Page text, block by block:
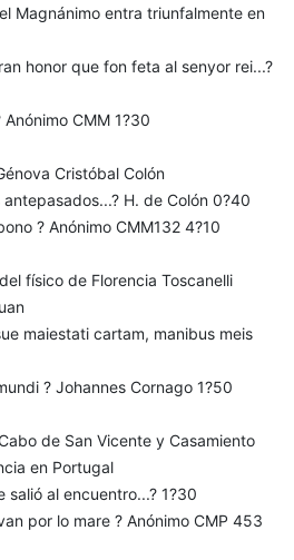
Magnánimo entra triunfalmente en
honor que fon feta al senyor rei...?
CMM 1?30
Cristóbal Colón
H. de Colón 0?40
? Anónimo CMM132 4?10
físico de Florencia Toscanelli
maiestati cartam, manibus meis
? Johannes Cornago 1?50
de San Vicente y Casamiento
en Portugal
salió al encuentro...? 1?30
por lo mare ? Anónimo CMP 453